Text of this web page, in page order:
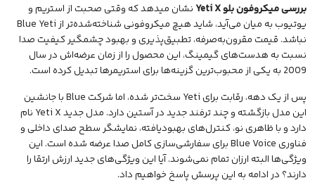
بررسی میکروفون بلو Yeti X
نشان میدهد که وقتی صحبت از استریم و
یوتیوب به میان می‌آید، شاید هیچ میکروفونی شناخته‌شده‌تر از Blue Yeti
نباشد. قیمت مقرون‌به‌صرفه، تطبیق‌پذیری و بهبود چشمگیر کیفیت صدا
نسبت به هدست‌هایگیمینگ، این محصول را از زمان عرضه‌اش در سال
2009 به یکی از محبوب‌ترین گزینه‌ها برای استریمرها تبدیل کرده است.
پس از یک دهه، رقابت برای Yeti سخت‌تر شده، اما شرکت Blue با جانشین
این مدل بازگشته و چند ترفند جدید در آستین دارد. مدل جدید Yeti X نام
دارد و با ظاهری نو، کنترل‌های بهبودیافته، نمایشگر سطح صدای داخلی و
فناوری Blue Voice برای سفارشی‌سازی کامل صدا عرضه شده است. این
ویژگی‌ها البته ارزان تمام نمی‌شوند. آیا این ویژگی‌های جدید ارزش ارتقا را
دارند؟ در ادامه به این پرسش پاسخ خواهیم داد.